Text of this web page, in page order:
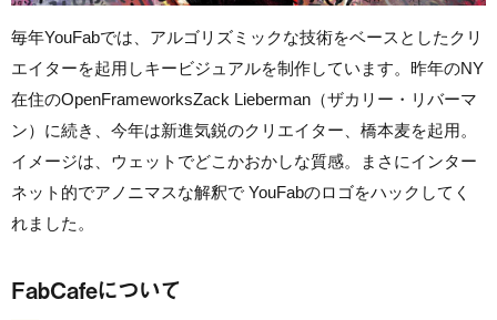
毎年YouFabでは、アルゴリズミックな技術をベースとしたクリ
エイターを起用しキービジュアルを制作しています。昨年のNY
在住のOpenFrameworksZack Lieberman（ザカリー・リバーマ
ン）に続き、今年は新進気鋭のクリエイター、橋本麦を起用。
イメージは、ウェットでどこかおかしな質感。まさにインター
ネット的でアノニマスな解釈で YouFabのロゴをハックしてく
れました。
FabCafeについて